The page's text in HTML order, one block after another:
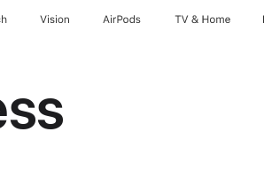
Vision AirPods TV & Home